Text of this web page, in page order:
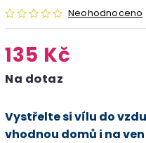
Neohodnoceno
135 Kč
Na dotaz
Vystřelte si vílu do
vhodnou domů i na